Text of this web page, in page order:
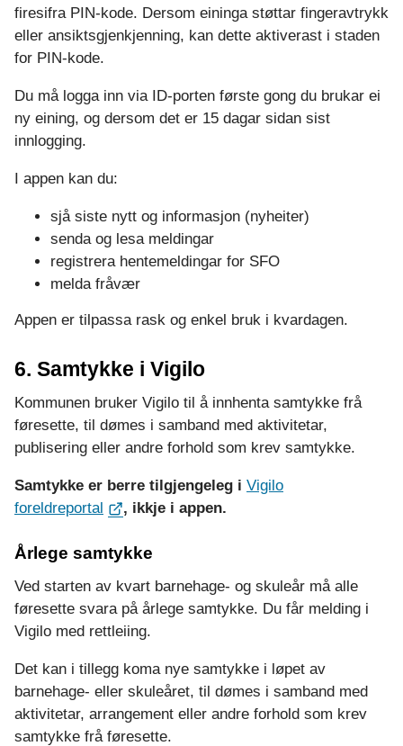
firesifra PIN-kode. Dersom eininga støttar fingeravtrykk
eller ansiktsgjenkjenning, kan dette aktiverast i staden
for PIN-kode.
Du må logga inn via ID-porten første gong du brukar ei
ny eining, og dersom det er 15 dagar sidan sist
innlogging.
I appen kan du:
sjå siste nytt og informasjon (nyheiter)
senda og lesa meldingar
registrera hentemeldingar for SFO
melda fråvær
Appen er tilpassa rask og enkel bruk i kvardagen.
6. Samtykke i Vigilo
Kommunen bruker Vigilo til å innhenta samtykke frå
føresette, til dømes i samband med aktivitetar,
publisering eller andre forhold som krev samtykke.
Samtykke er berre tilgjengeleg i Vigilo
foreldreportal
, ikkje i appen.
Årlege samtykke
Ved starten av kvart barnehage- og skuleår må alle
føresette svara på årlege samtykke. Du får melding i
Vigilo med rettleiing.
Det kan i tillegg koma nye samtykke i løpet av
barnehage- eller skuleåret, til dømes i samband med
aktivitetar, arrangement eller andre forhold som krev
samtykke frå føresette.